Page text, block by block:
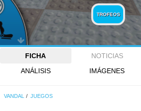
TROFEOS
FICHA NOTICIAS
ANÁLISIS
IMÁGENES
VANDAL JUEGOS